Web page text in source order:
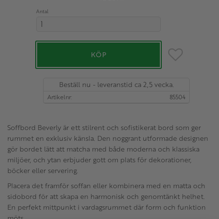
Antal
KÖP Lägg till i
Beställ nu - leveranstid ca 2,5 vecka.
Artikelnr 85504
Soffbord Beverly är ett stilrent och sofistikerat bord som ger
rummet en exklusiv känsla. Den noggrant utformade designen
gör bordet lätt att matcha med både moderna och klassiska
miljöer, och ytan erbjuder gott om plats för dekorationer,
böcker eller servering.
Placera det framför soffan eller kombinera med en matta och
sidobord för att skapa en harmonisk och genomtänkt helhet.
En perfekt mittpunkt i vardagsrummet där form och funktion